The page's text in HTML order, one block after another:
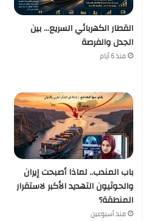
القطار الكهربائي السريع… بين
الجدل والفرصة
منذ 6 أيام
باب المندب.. لماذا أصبحت إيران
والحوثيون التهديد الأكبر لاستقرار
المنطقة؟
منذ أسبوعين